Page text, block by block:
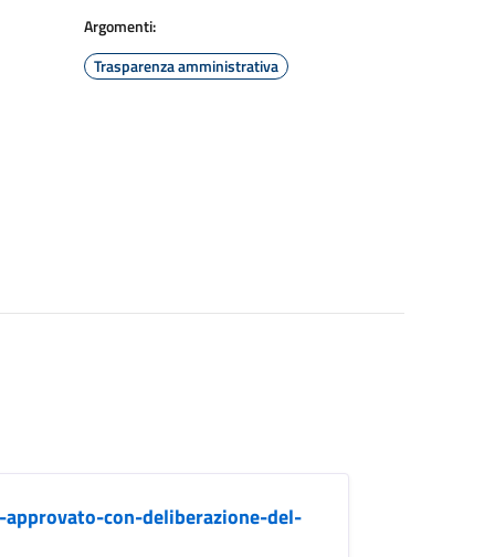
Argomenti:
Trasparenza amministrativa
con-deliberazione-del-